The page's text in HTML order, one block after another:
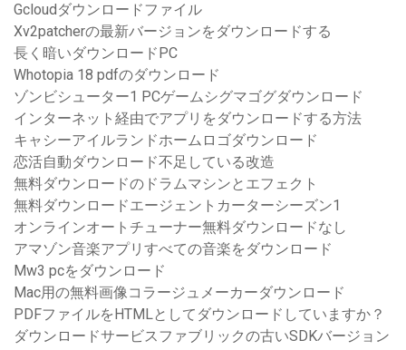
Gcloudダウンロードファイル
Xv2patcherの最新バージョンをダウンロードする
長く暗いダウンロードPC
Whotopia 18 pdfのダウンロード
ゾンビシューター1 PCゲームシグマゴグダウンロード
インターネット経由でアプリをダウンロードする方法
キャシーアイルランドホームロゴダウンロード
恋活自動ダウンロード不足している改造
無料ダウンロードのドラムマシンとエフェクト
無料ダウンロードエージェントカーターシーズン1
オンラインオートチューナー無料ダウンロードなし
アマゾン音楽アプリすべての音楽をダウンロード
Mw3 pcをダウンロード
Mac用の無料画像コラージュメーカーダウンロード
PDFファイルをHTMLとしてダウンロードしていますか？
ダウンロードサービスファブリックの古いSDKバージョン